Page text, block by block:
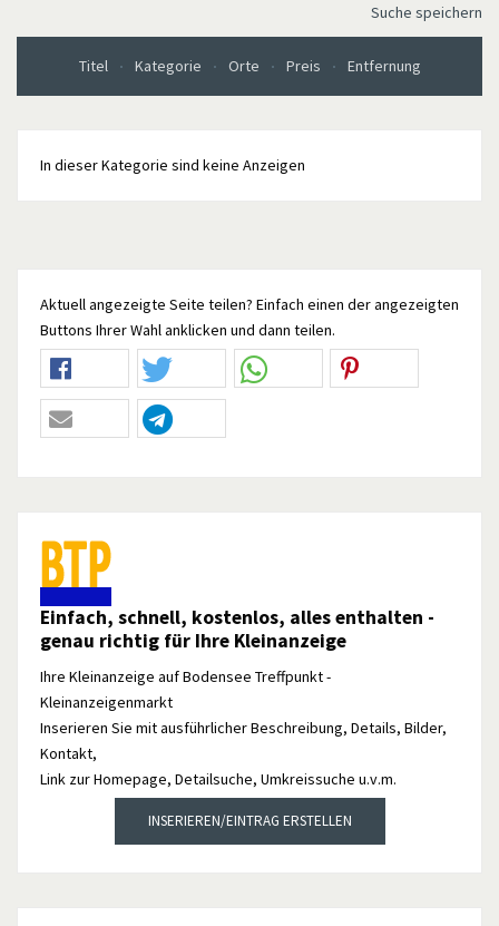
Suche speichern
Titel Kategorie Orte Preis Entfernung
In dieser Kategorie sind keine Anzeigen
Aktuell angezeigte Seite teilen? Einfach einen der angezeigten
Buttons Ihrer Wahl anklicken und dann teilen.
Einfach, schnell, kostenlos, alles enthalten -
genau richtig für Ihre Kleinanzeige
Ihre Kleinanzeige auf Bodensee Treffpunkt -
Kleinanzeigenmarkt
Inserieren Sie mit ausführlicher Beschreibung, Details, Bilder,
Kontakt,
Link zur Homepage, Detailsuche, Umkreissuche u.v.m.
INSERIEREN/EINTRAG ERSTELLEN